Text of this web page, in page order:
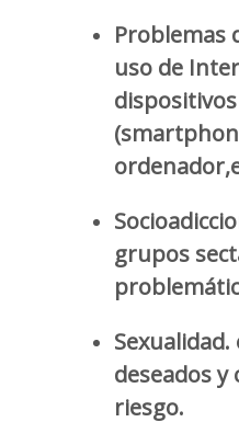
Problemas
uso de
grupos
deseados y
riesgo.